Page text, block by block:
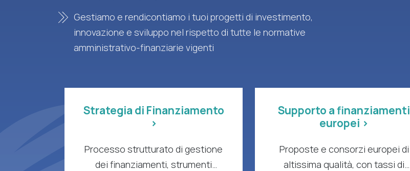
Gestiamo e rendicontiamo i tuoi progetti di investimento,
innovazione e sviluppo nel rispetto di tutte le normative
amministrativo-finanziarie vigenti
Strategia di Finanziamento
>
Processo strutturato di gestione
dei finanziamenti, strumenti
Supporto a finanziamenti
europei >
Proposte e consorzi europei di
altissima qualità, con tassi di